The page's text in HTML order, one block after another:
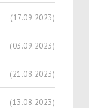
(17.09.2023)
(03.09.2023)
(21.08.2023)
(13.08.2023)